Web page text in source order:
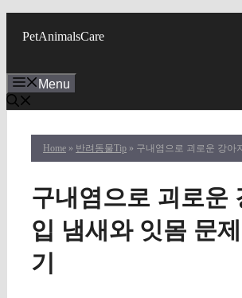
PetAnimalsCare
Menu
Home » 반려동물Tip » 구내염으로 괴로운 강아지, 입 냄새
구내염으로 괴로운
입 냄새와 잇몸 문
기